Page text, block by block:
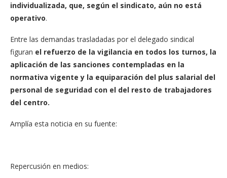
individualizada, que, según el sindicato, aún no está
operativo.
Entre las demandas trasladadas por el delegado sindical
figuran el refuerzo de la vigilancia en todos los turnos, la
aplicación de las sanciones contempladas en la
normativa vigente y la equiparación del plus salarial del
personal de seguridad con el del resto de trabajadores
del centro.
Amplía esta noticia en su fuente:
Repercusión en medios: